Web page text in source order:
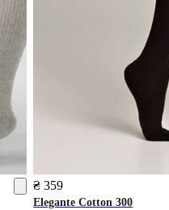
₴ 359
Elegante Cotton 300